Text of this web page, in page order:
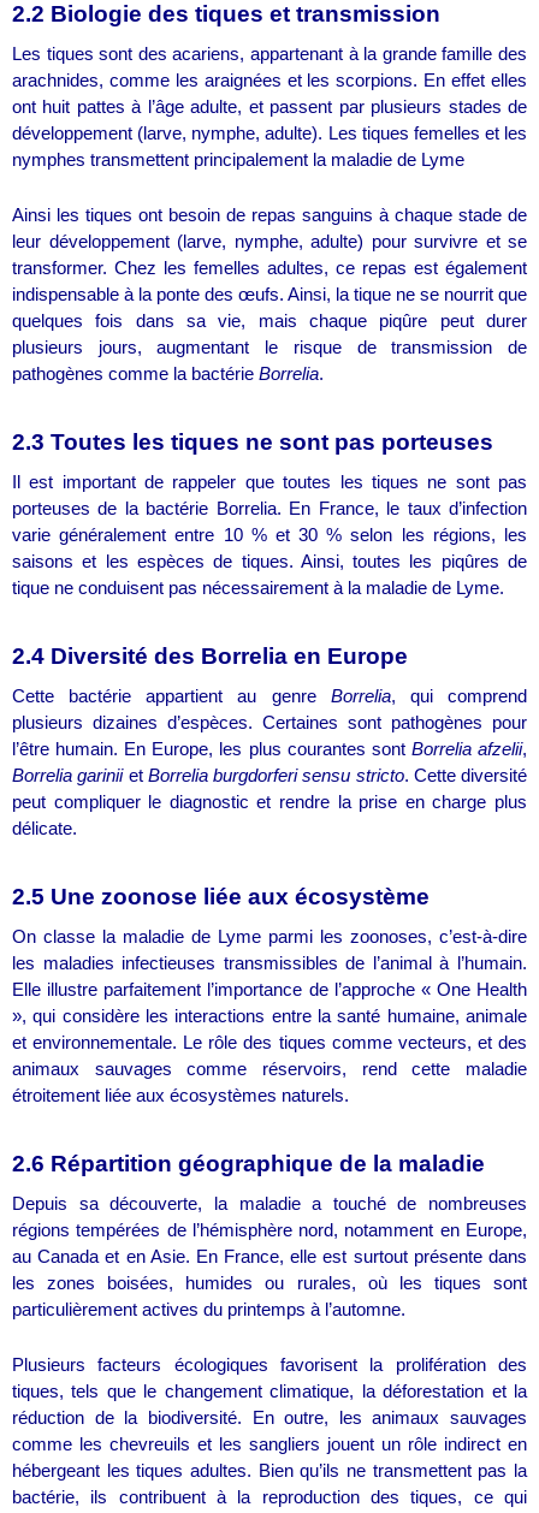
2.2 Biologie des tiques et transmission
Les tiques sont des acariens, appartenant à la grande famille des
arachnides, comme les araignées et les scorpions. En effet elles
ont huit pattes à l’âge adulte, et passent par plusieurs stades de
développement (larve, nymphe, adulte). Les tiques femelles et les
nymphes transmettent principalement la maladie de Lyme
Ainsi les tiques ont besoin de repas sanguins à chaque stade de
leur développement (larve, nymphe, adulte) pour survivre et se
transformer. Chez les femelles adultes, ce repas est également
indispensable à la ponte des œufs. Ainsi, la tique ne se nourrit que
quelques fois dans sa vie, mais chaque piqûre peut durer
plusieurs jours, augmentant le risque de transmission de
pathogènes comme la bactérie Borrelia.
2.3 Toutes les tiques ne sont pas porteuses
Il est important de rappeler que toutes les tiques ne sont pas
porteuses de la bactérie Borrelia. En France, le taux d’infection
varie généralement entre 10 % et 30 % selon les régions, les
saisons et les espèces de tiques. Ainsi, toutes les piqûres de
tique ne conduisent pas nécessairement à la maladie de Lyme.
2.4 Diversité des Borrelia en Europe
Cette bactérie appartient au genre Borrelia, qui comprend
plusieurs dizaines d’espèces. Certaines sont pathogènes pour
l’être humain. En Europe, les plus courantes sont Borrelia afzelii,
Borrelia gariniiet Borrelia burgdorferi sensu stricto. Cette diversité
peut compliquer le diagnostic et rendre la prise en charge plus
délicate.
2.5 Une zoonose liée aux écosystème
On classe la maladie de Lyme parmi les zoonoses, c’est-à-dire
les maladies infectieuses transmissibles de l’animal à l’humain.
Elle illustre parfaitement l’importance de l’approche « One Health
», qui considère les interactions entre la santé humaine, animale
et environnementale. Le rôle des tiques comme vecteurs, et des
animaux sauvages comme réservoirs, rend cette maladie
étroitement liée aux écosystèmes naturels.
2.6 Répartition géographique de la maladie
Depuis sa découverte, la maladie a touché de nombreuses
régions tempérées de l’hémisphère nord, notamment en Europe,
au Canada et en Asie. En France, elle est surtout présente dans
les zones boisées, humides ou rurales, où les tiques sont
particulièrement actives du printemps à l’automne.
Plusieurs facteurs écologiques favorisent la prolifération des
tiques, tels que le changement climatique, la déforestation et la
réduction de la biodiversité. En outre, les animaux sauvages
comme les chevreuils et les sangliers jouent un rôle indirect en
hébergeant les tiques adultes. Bien qu’ils ne transmettent pas la
bactérie, ils contribuent à la reproduction des tiques, ce qui